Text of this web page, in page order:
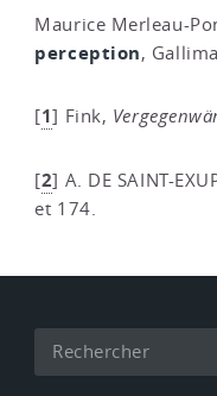
Maurice Merleau-
perception,
[1] Fink,
[2] A. DE SAINT-
et 174.